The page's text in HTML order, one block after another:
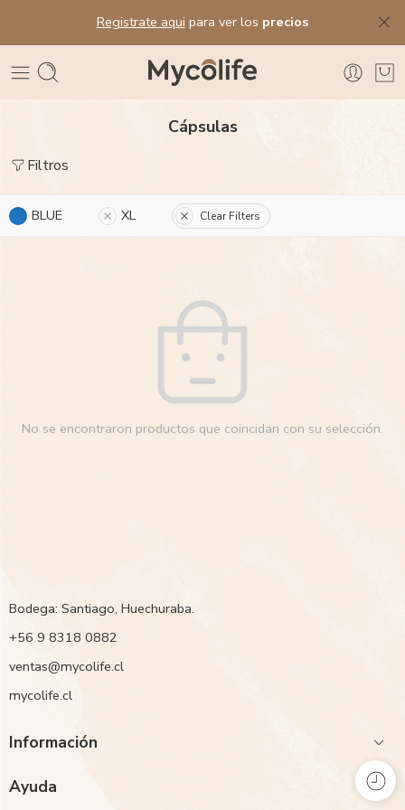
Registrate aqui para ver los precios
Cápsulas
Filtros
BLUE XL Clear Filters
No se encontraron productos que coincidan con su selección.
Bodega: Santiago, Huechuraba.
‭+56 9 8318 0882‬
ventas@mycolife.cl
mycolife.cl
Información
Ayuda